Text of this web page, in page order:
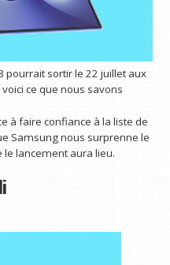
pourrait sortir le 22 juillet aux
ce que nous savons
à faire confiance à la liste de
Samsung nous surprenne le
lancement aura lieu.